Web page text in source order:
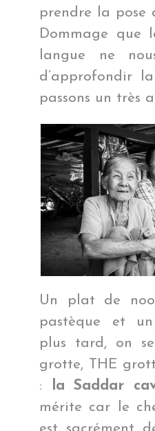
prendre la pose
Dommage que
langue ne
d’approfondir
passons un très
Un plat de
pastèque et un
plus tard, on
grotte, THE
:
la Saddar
mérite car le